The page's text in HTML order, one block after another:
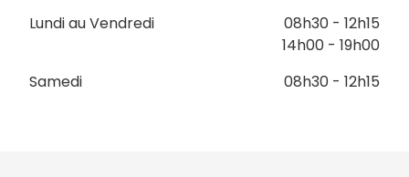
Lundi au Vendredi
08h30 - 12h15
14h00 - 19h00
Samedi
08h30 - 12h15